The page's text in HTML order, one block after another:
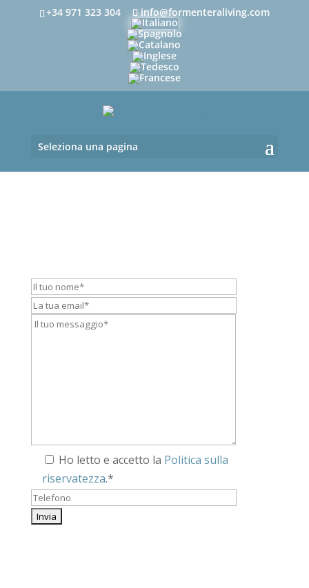
+34 971 323 304 info@formenteraliving.com
Seleziona una pagina
Ho letto e accetto la Politica sulla
riservatezza.*